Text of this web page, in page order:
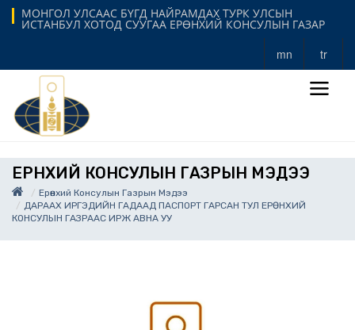
МОНГОЛ УЛСААС БҮГД НАЙРАМДАХ ТУРК УЛСЫН
ИСТАНБУЛ ХОТОД СУУГАА ЕРӨНХИЙ КОНСУЛЫН ГАЗАР
mn tr
ЕРӨНХИЙ КОНСУЛЫН ГАЗРЫН МЭДЭЭ
Ерөнхий Консулын Газрын Мэдээ
ДАРААХ ИРГЭДИЙН ГАДААД ПАСПОРТ ГАРСАН ТУЛ ЕРӨНХИЙ
КОНСУЛЫН ГАЗРААС ИРЖ АВНА УУ